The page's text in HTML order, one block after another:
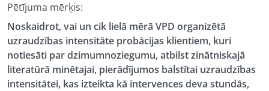
Pētījuma mērķis:
Noskaidrot, vai un cik lielā mērā VPD organizētā
uzraudzības intensitāte probācijas klientiem, kuri
notiesāti par dzimumnoziegumu, atbilst zinātniskajā
literatūrā minētajai, pierādījumos balstītai uzraudzības
intensitātei, kas izteikta kā intervences deva stundās,